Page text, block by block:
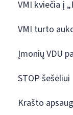
VMI kviečia į
VMI turto
Įmonių VDU
STOP šešėliui
Krašto